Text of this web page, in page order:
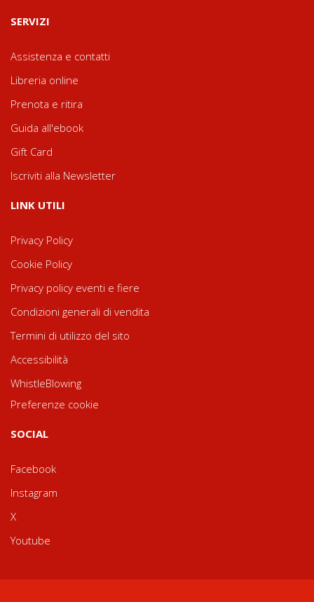
SERVIZI
Assistenza e contatti
Libreria online
Prenota e ritira
Guida all'ebook
Gift Card
Iscriviti alla Newsletter
LINK UTILI
Privacy Policy
Cookie Policy
Privacy policy eventi e fiere
Condizioni generali di vendita
Termini di utilizzo del sito
Accessibilità
WhistleBlowing
Preferenze cookie
SOCIAL
Facebook
Instagram
X
Youtube